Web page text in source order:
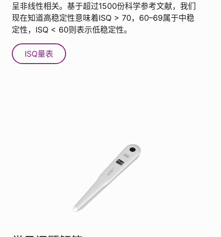
呈非线性相关。基于超过1500份科学参考文献，我们
现在知道高稳定性意味着ISQ > 70，60–69属于中稳
定性，ISQ < 60则表示低稳定性。
ISQ量表